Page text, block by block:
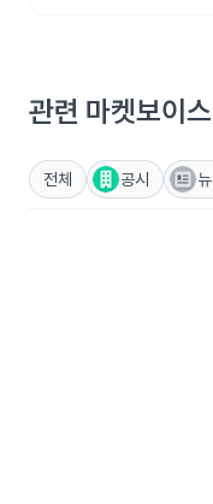
관련 마켓보이스
전체 공시